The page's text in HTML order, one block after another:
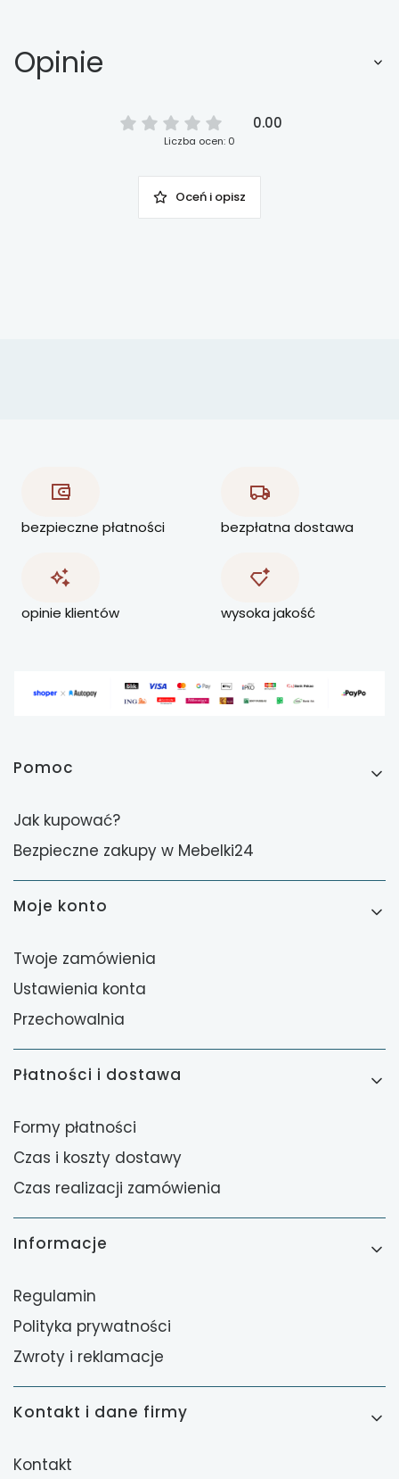
Opinie
0.00
Liczba ocen: 0
Oceń i opisz
bezpieczne płatności bezpłatna dostawa
opinie klientów wysoka jakość
Linki w stopce
Pomoc
Jak kupować?
Bezpieczne zakupy w Mebelki24
Moje konto
Twoje zamówienia
Ustawienia konta
Przechowalnia
Płatności i dostawa
Formy płatności
Czas i koszty dostawy
Czas realizacji zamówienia
Informacje
Regulamin
Polityka prywatności
Zwroty i reklamacje
Kontakt i dane firmy
Kontakt